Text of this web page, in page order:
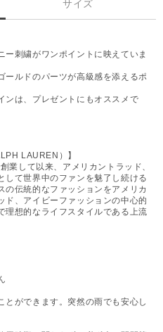
サイズ
刺繍がワンポイントに映えていま
ールドのパーツが高級感を添えるポ
ンは、プレゼントにもオススメで
LAUREN）】
業して以来、アメリカントラッド、
して世界中のファンを魅了し続ける
の伝統的なファッションをアメリカ
ド、アイビーファッションの中心的
理想的なライフスタイルである上流
とができます。突然の雨でも安心し